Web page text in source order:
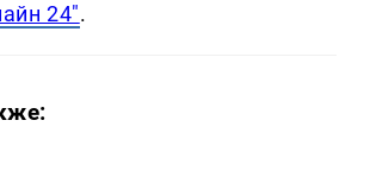
24".